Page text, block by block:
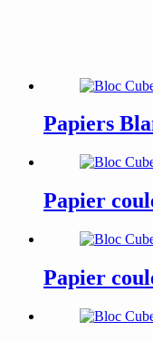
Papiers
Papier
Papier